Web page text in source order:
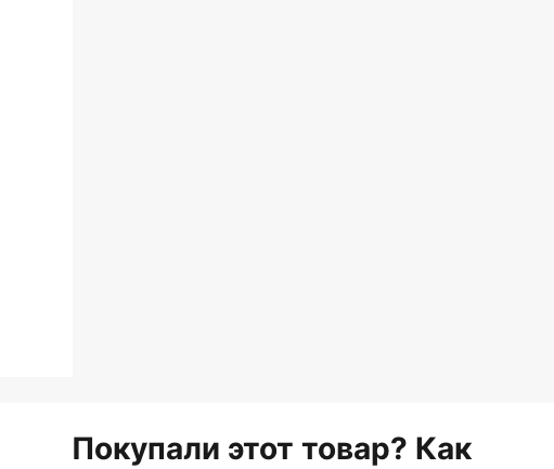
Покупали этот товар? Как